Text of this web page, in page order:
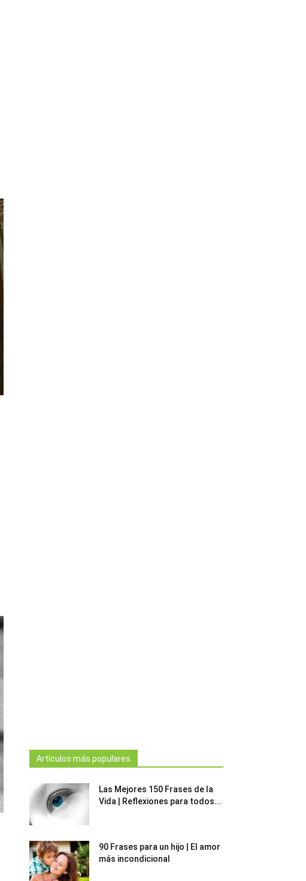
Artículos más populares
Las Mejores 150 Frases de la
Vida | Reflexiones para todos...
90 Frases para un hijo | El amor
más incondicional